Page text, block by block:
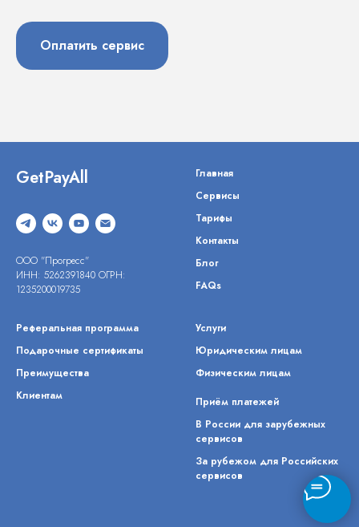
Оплатить сервис
GetPayAll
ООО "Прогресс"
ИНН: 5262391840 ОГРН:
1235200019735
Главная
Сервисы
Тарифы
Контакты
Блог
FAQs
Реферальная программа
Подарочные сертификаты
Преимущества
Клиентам
Услуги
Юридическим лицам
Физическим лицам
Приём платежей
В России для зарубежных
сервисов
За рубежом для Российских
сервисов